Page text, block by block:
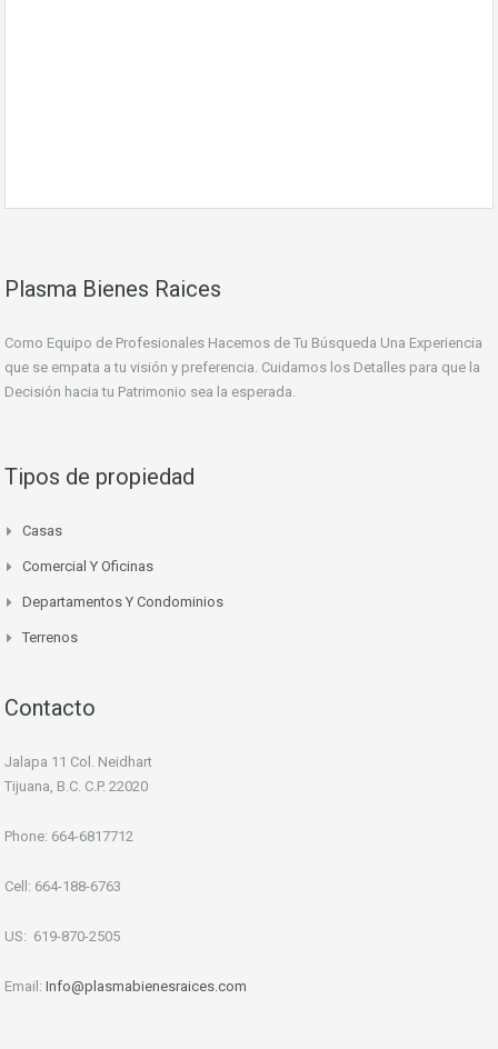
Plasma Bienes Raices
Como Equipo de Profesionales Hacemos de Tu Búsqueda Una Experiencia
que se empata a tu visión y preferencia. Cuidamos los Detalles para que la
Decisión hacia tu Patrimonio sea la esperada.
Tipos de propiedad
Casas
Comercial Y Oficinas
Departamentos Y Condominios
Terrenos
Contacto
Jalapa 11 Col. Neidhart
Tijuana, B.C. C.P. 22020
Phone: 664-6817712
Cell: 664-188-6763
US: 619-870-2505
Email: Info@plasmabienesraices.com